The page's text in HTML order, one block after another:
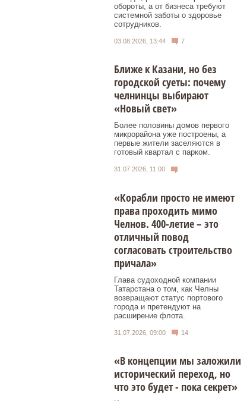
обороты, а от бизнеса требуют
системной заботы о здоровье
сотрудников.
03.08.2026, 13:44 7
Ближе к Казани, но без
городской суеты: почему
челнинцы выбирают
«Новый свет»
Более половины домов первого
микрорайона уже построены, а
первые жители заселяются в
готовый квартал с парком.
31.07.2026, 11:00
«Корабли просто не имеют
права проходить мимо
Челнов. 400-летие – это
отличный повод
согласовать строительство
причала»
Глава судоходной компании
Татарстана о том, как Челны
возвращают статус портового
города и претендуют на
расширение флота.
31.07.2026, 09:00 14
«В концепции мы заложили
исторический переход, но
что это будет - пока секрет»